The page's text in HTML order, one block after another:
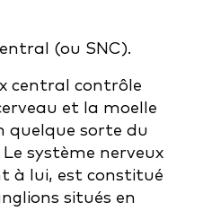
(ou SNC).
central contrôle
et la moelle
quelque sorte du
système nerveux
à lui, est constitué
situés en